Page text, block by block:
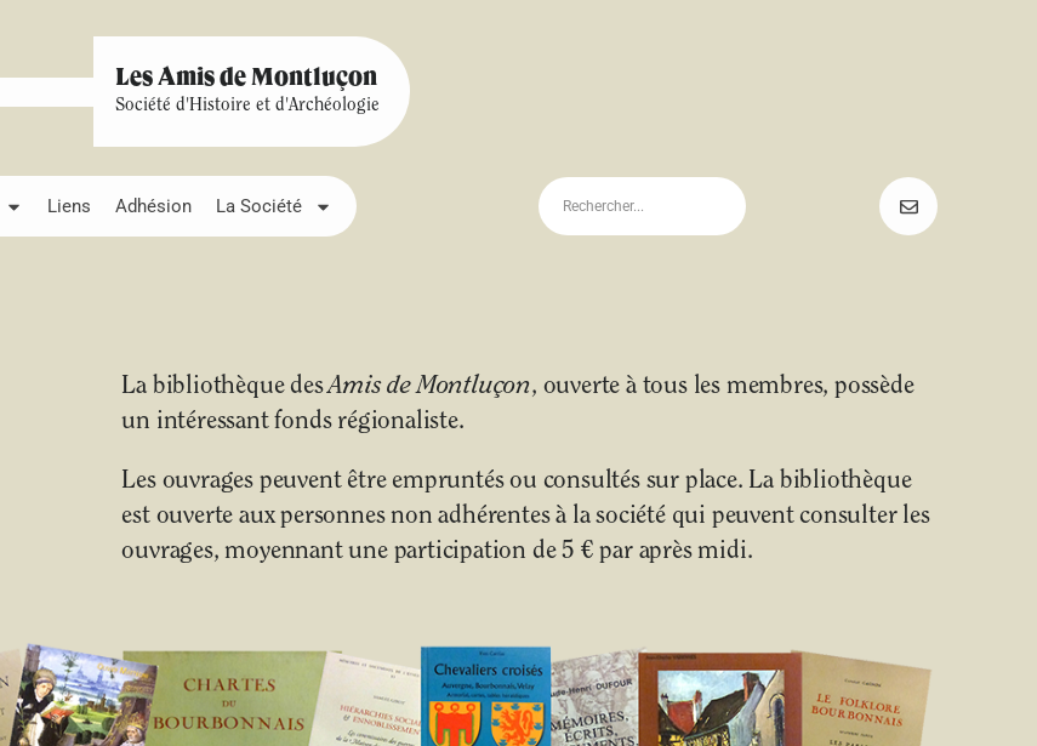
Les Amis de Montluçon
Société d'Histoire et d'Archéologie
Liens Adhésion La Société
La bibliothèque desAmis de Montluçon, ouverte à tous les membres, possède
un intéressant fonds régionaliste.
Les ouvrages peuvent être empruntés ou consultés sur place. La bibliothèque
est ouverte aux personnes non adhérentes à la société qui peuvent consulter les
ouvrages, moyennant une participation de 5 € par après midi.